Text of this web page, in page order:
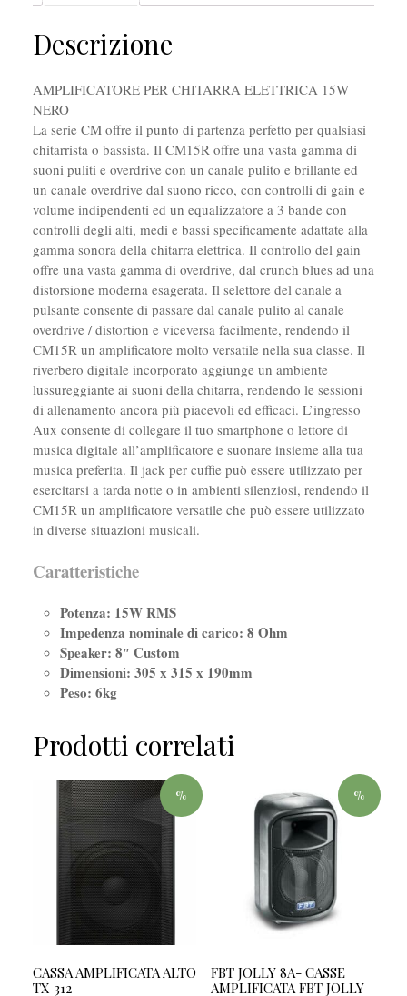
Descrizione
AMPLIFICATORE PER CHITARRA ELETTRICA 15W
NERO
La serie CM offre il punto di partenza perfetto per qualsiasi
chitarrista o bassista. Il CM15R offre una vasta gamma di
suoni puliti e overdrive con un canale pulito e brillante ed
un canale overdrive dal suono ricco, con controlli di gain e
volume indipendenti ed un equalizzatore a 3 bande con
controlli degli alti, medi e bassi specificamente adattate alla
gamma sonora della chitarra elettrica. Il controllo del gain
offre una vasta gamma di overdrive, dal crunch blues ad una
distorsione moderna esagerata. Il selettore del canale a
pulsante consente di passare dal canale pulito al canale
overdrive / distortion e viceversa facilmente, rendendo il
CM15R un amplificatore molto versatile nella sua classe. Il
riverbero digitale incorporato aggiunge un ambiente
lussureggiante ai suoni della chitarra, rendendo le sessioni
di allenamento ancora più piacevoli ed efficaci. L’ingresso
Aux consente di collegare il tuo smartphone o lettore di
musica digitale all’amplificatore e suonare insieme alla tua
musica preferita. Il jack per cuffie può essere utilizzato per
esercitarsi a tarda notte o in ambienti silenziosi, rendendo il
CM15R un amplificatore versatile che può essere utilizzato
in diverse situazioni musicali.
Caratteristiche
Potenza: 15W RMS
Impedenza nominale di carico: 8 Ohm
Speaker: 8″ Custom
Dimensioni: 305 x 315 x 190mm
Peso: 6kg
Prodotti correlati
%
CASSA AMPLIFICATA ALTO
TX 312
%
FBT JOLLY 8A- CASSE
AMPLIFICATA FBT JOLLY